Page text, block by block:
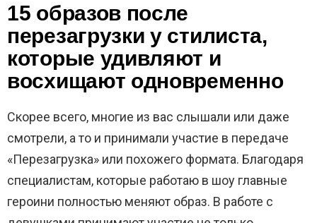
15 образов после
перезагрузки у стилиста,
которые удивляют и
восхищают одновременно
Скорее всего, многие из вас слышали или даже
смотрели, а то и принимали участие в передаче
«Перезагрузка» или похожего формата. Благодаря
специалистам, которые работаю в шоу главные
героини полностью меняют образ. В работе с